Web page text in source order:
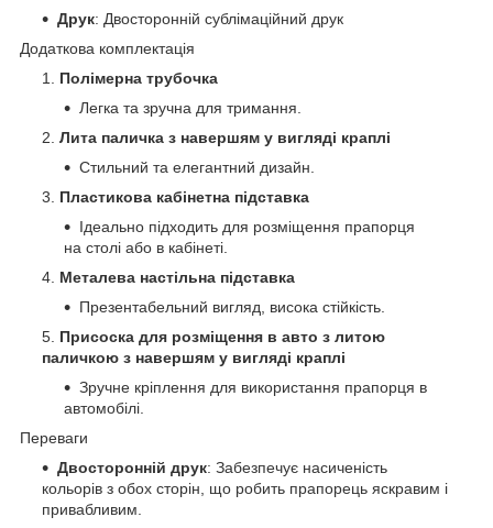
Друк: Двосторонній сублімаційний друк
Додаткова комплектація
Полімерна трубочка
Легка та зручна для тримання.
Лита паличка з навершям у вигляді краплі
Стильний та елегантний дизайн.
Пластикова кабінетна підставка
Ідеально підходить для розміщення прапорця
на столі або в кабінеті.
Металева настільна підставка
Презентабельний вигляд, висока стійкість.
Присоска для розміщення в авто з литою
паличкою з навершям у вигляді краплі
Зручне кріплення для використання прапорця в
автомобілі.
Переваги
Двосторонній друк: Забезпечує насиченість
кольорів з обох сторін, що робить прапорець яскравим і
привабливим.